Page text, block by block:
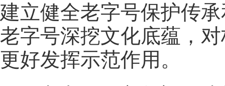
建立健全老字号保护传
老字号深挖文化底蕴，
更好发挥示范作用。